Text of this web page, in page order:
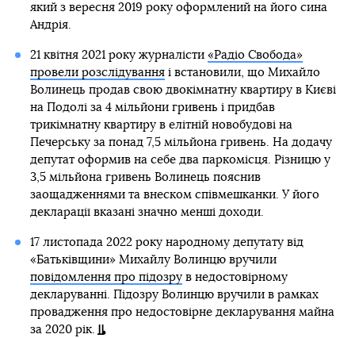
який з вересня 2019 року оформлений на його сина
Андрія.
21 квітня 2021 року журналісти «Радіо Свобода»
провели розслідуванняі встановили, що Михайло
Волинець продав свою двокімнатну квартиру в Києві
на Подолі за 4 мільйони гривень і придбав
трикімнатну квартиру в елітній новобудові на
Печерську за понад 7,5 мільйона гривень. На додачу
депутат оформив на себе два паркомісця. Різницю у
3,5 мільйона гривень Волинець пояснив
заощадженнями та внеском співмешканки. У його
декларації вказані значно менші доходи.
17 листопада 2022 року народному депутату від
«Батьківщини» Михайлу Волинцю вручили
повідомлення про підозрув недостовірному
декларуванні. Підозру Волинцю вручили в рамках
провадження про недостовірне декларування майна
за 2020 рік.